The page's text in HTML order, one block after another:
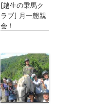
[越生の乗馬ク
ラブ] 月一懇親
会！